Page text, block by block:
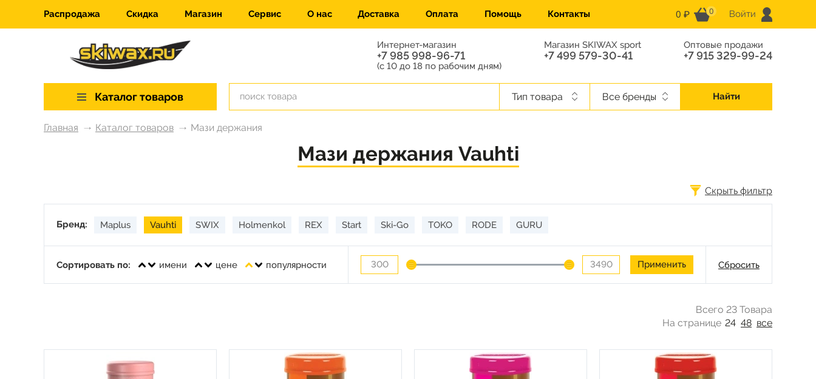
Распродажа Скидка Магазин Сервис О нас Доставка Оплата Помощь Контакты 0 ₽ 0 Войти
Интернет-магазин
+7 985 998-96-71
(с 10 до 18 по рабочим дням)
Магазин SKIWAX sport
+7 499 579-30-41
Оптовые продажи
+7 915 329-99-24
Каталог товаров Тип товара Все бренды Найти
Главная Каталог товаров Мази держания
Мази держания Vauhti
Скрыть фильтр
Бренд: Maplus Vauhti SWIX Holmenkol REX Start Ski-Go TOKO RODE GURU
Сортировать по: имени цене популярности Сбросить
Всего 23 Товара
На странице 24 48 все